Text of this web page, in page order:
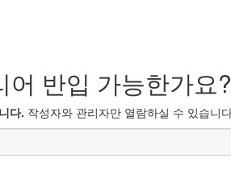
어 반입 가능한가요?
다. 작성자와 관리자만 열람하실 수 있습니